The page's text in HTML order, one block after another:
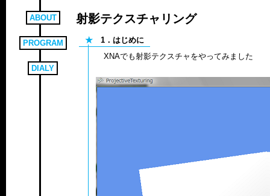
ABOUT
PROGRAM
DIALY
射影テクスチャリング
★ 1．はじめに
XNAでも射影テクスチャをやってみました